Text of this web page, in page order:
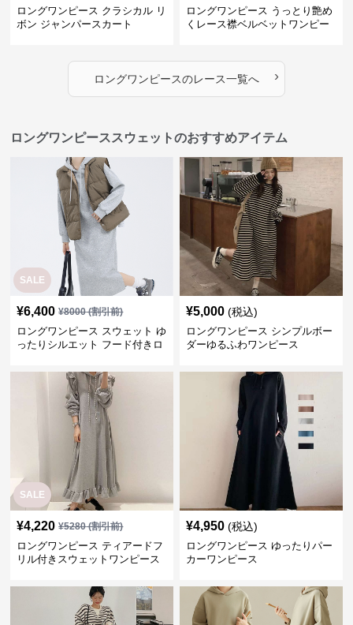
ロングワンピース クラシカル リ
ボン ジャンパースカート
ロングワンピース うっとり艶め
くレース襟ベルベットワンピー
ロングワンピースのレース一覧へ ›
ロングワンピーススウェットのおすすめアイテム
SALE
¥6,400 ¥8000(割引前)
ロングワンピース スウェット ゆ
ったりシルエット フード付きロ
¥5,000 (税込)
ロングワンピース シンプルボー
ダーゆるふわワンピース
SALE
¥4,220 ¥5280(割引前)
ロングワンピース ティアードフ
リル付きスウェットワンピース
¥4,950 (税込)
ロングワンピース ゆったりパー
カーワンピース